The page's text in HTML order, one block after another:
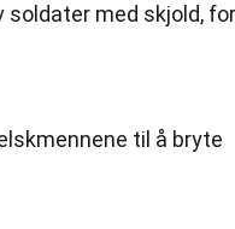
soldater med skjold, for
til å bryte